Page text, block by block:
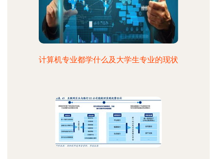
计算机专业都学什么及大学生专业的现状